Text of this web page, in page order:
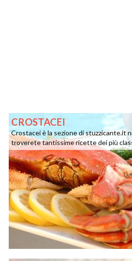
CROSTACEI
Crostacei è la sezione di stuzzicante.it
troverete tantissime ricette dei più